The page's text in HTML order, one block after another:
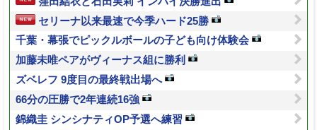
セリーナ以来最速で今季ハード25勝
千葉・幕張でピックルボールの子ども向け体験会
加藤未唯ペアがヴィーナス組に勝利
ズベレフ 9度目の最終戦出場へ
66分の圧勝で2年連続16強
錦織圭 シンシナティOP予選へ練習